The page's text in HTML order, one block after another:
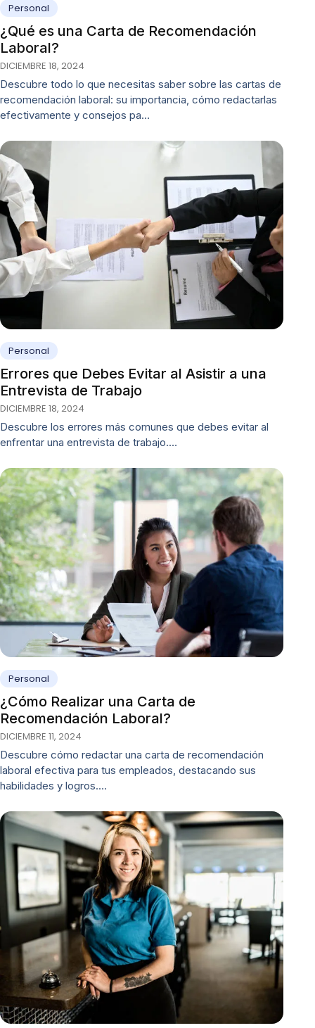
Personal
¿Qué es una Carta de Recomendación
Laboral?
DICIEMBRE 18, 2024
Descubre todo lo que necesitas saber sobre las cartas de
recomendación laboral: su importancia, cómo redactarlas
efectivamente y consejos pa…
Personal
Errores que Debes Evitar al Asistir a una
Entrevista de Trabajo
DICIEMBRE 18, 2024
Descubre los errores más comunes que debes evitar al
enfrentar una entrevista de trabajo.…
Personal
¿Cómo Realizar una Carta de
Recomendación Laboral?
DICIEMBRE 11, 2024
Descubre cómo redactar una carta de recomendación
laboral efectiva para tus empleados, destacando sus
habilidades y logros.…